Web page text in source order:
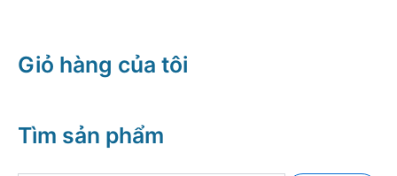
Giỏ hàng của tôi
Tìm sản phẩm